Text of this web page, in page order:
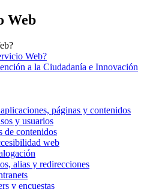
Web
Web?
a la Ciudadanía e Innovación
páginas y contenidos
y usuarios
de contenidos
web
alias y redirecciones
y encuestas